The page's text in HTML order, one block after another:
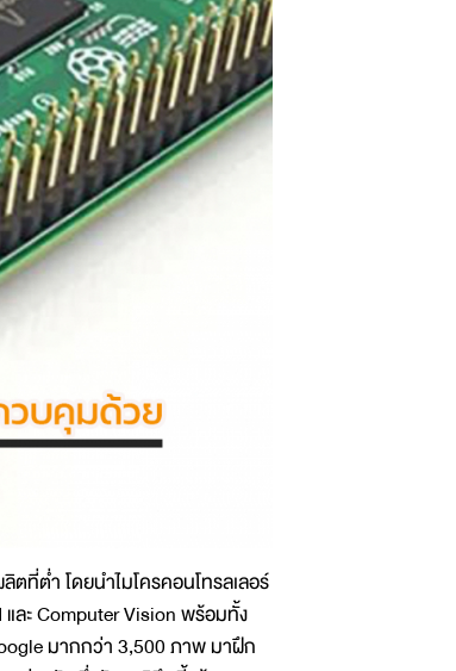
ที่ต่ำ โดยนำไมโครคอนโทรลเลอร์
ละ Computer Vision พร้อมทั้ง
มากกว่า 3,500 ภาพ มาฝึก